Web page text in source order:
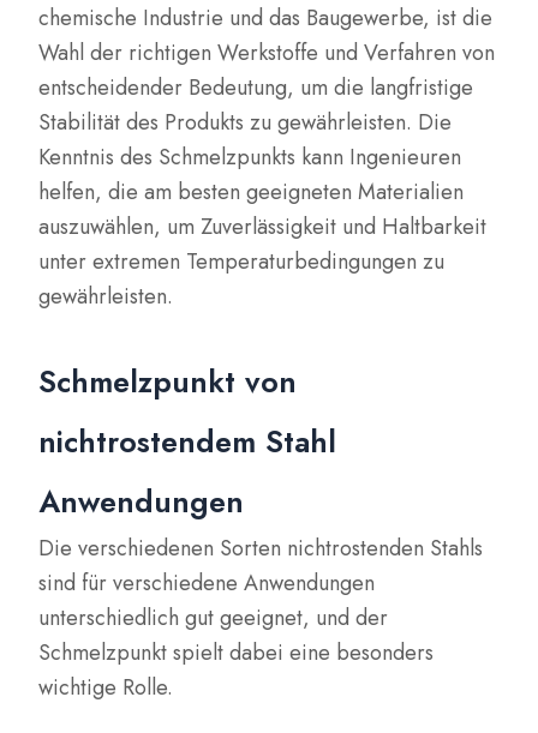
chemische Industrie und das Baugewerbe, ist die
Wahl der richtigen Werkstoffe und Verfahren von
entscheidender Bedeutung, um die langfristige
Stabilität des Produkts zu gewährleisten. Die
Kenntnis des Schmelzpunkts kann Ingenieuren
helfen, die am besten geeigneten Materialien
auszuwählen, um Zuverlässigkeit und Haltbarkeit
unter extremen Temperaturbedingungen zu
gewährleisten.
Schmelzpunkt von
nichtrostendem Stahl
Anwendungen
Die verschiedenen Sorten nichtrostenden Stahls
sind für verschiedene Anwendungen
unterschiedlich gut geeignet, und der
Schmelzpunkt spielt dabei eine besonders
wichtige Rolle.